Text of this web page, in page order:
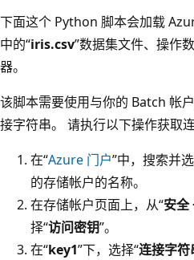
下面这个 Python 脚本会加载
中的“iris.csv”数据集文件、操作
器。
该脚本需要使用与你的 Batch 帐
接字符串。 请执行以下操作获取连
在“Azure 门户”中，搜索并
的存储帐户的名称。
在存储帐户页面上，从“安全
择“访问密钥”。
在“key1”下，选择“连接字符